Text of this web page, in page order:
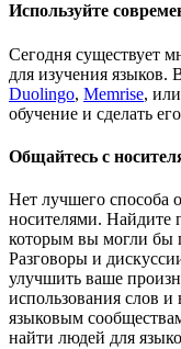
Используйте
Сегодня существует
для изучения языков.
Duolingo, Memrise, или
обучение и сделать
Общайтесь с
Нет лучшего способа
носителями. Найдите
которым вы могли бы
Разговоры и
улучшить ваше
использования слов
языковым
найти людей для